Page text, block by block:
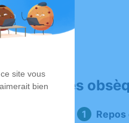
Déroulé des